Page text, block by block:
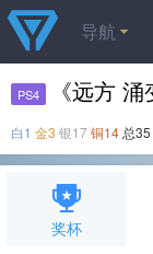
导航
PS4 《远方
白1 金3 银17 铜14 总35
奖杯